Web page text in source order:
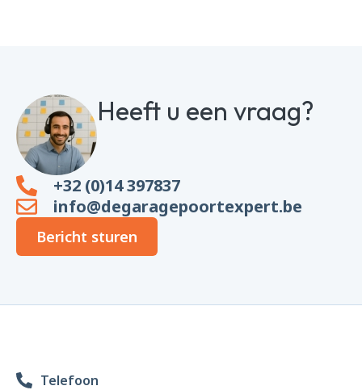
Heeft u een vraag?
+32 (0)14 397837
info@degaragepoortexpert.be
Bericht sturen
Telefoon